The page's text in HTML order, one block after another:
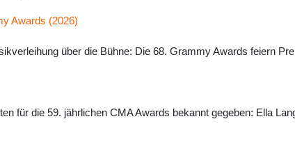
Awards (2026)
über die Bühne: Die 68. Grammy Awards feiern
für die 59. jährlichen CMA Awards bekannt gegeben: Ella